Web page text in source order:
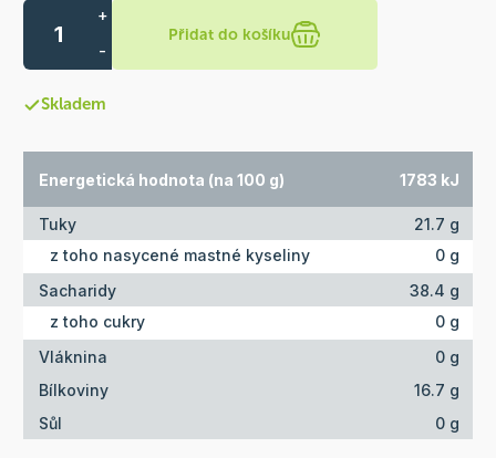
+
-
Přidat do košíku
Skladem
Energetická hodnota (na 100 g) 1783 kJ
Tuky
21.7 g
z toho nasycené mastné kyseliny
0 g
Sacharidy
38.4 g
z toho cukry
0 g
Vláknina
0 g
Bílkoviny
16.7 g
Sůl
0 g